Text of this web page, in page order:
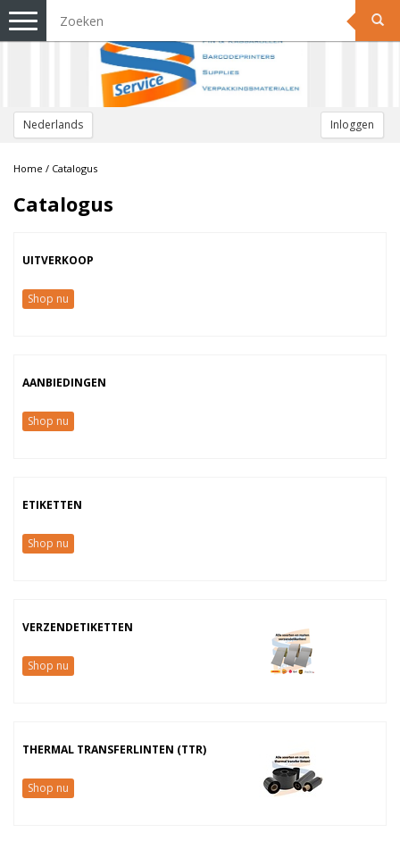
Nederlands Inloggen
Toggle
navigation
Home / Catalogus
Catalogus
UITVERKOOP
Shop nu
AANBIEDINGEN
Shop nu
ETIKETTEN
Shop nu
VERZENDETIKETTEN
Shop nu
THERMAL TRANSFERLINTEN (TTR)
Shop nu